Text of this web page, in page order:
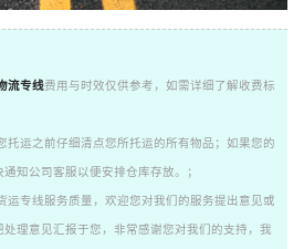
流专线费用与时效仅供参考，如需详细了解收费标
运之前仔细清点您所托运的所有物品；如果您的
知公司客服以便安排仓库存放。；
专线服务质量，欢迎您对我们的服务提出意见或
理意见汇报于您，非常感谢您对我们的支持，我